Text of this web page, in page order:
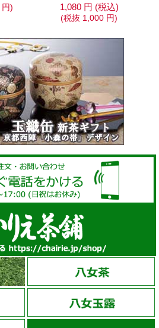
円) 1,080 円 (税込)
(税抜 1,000 円)